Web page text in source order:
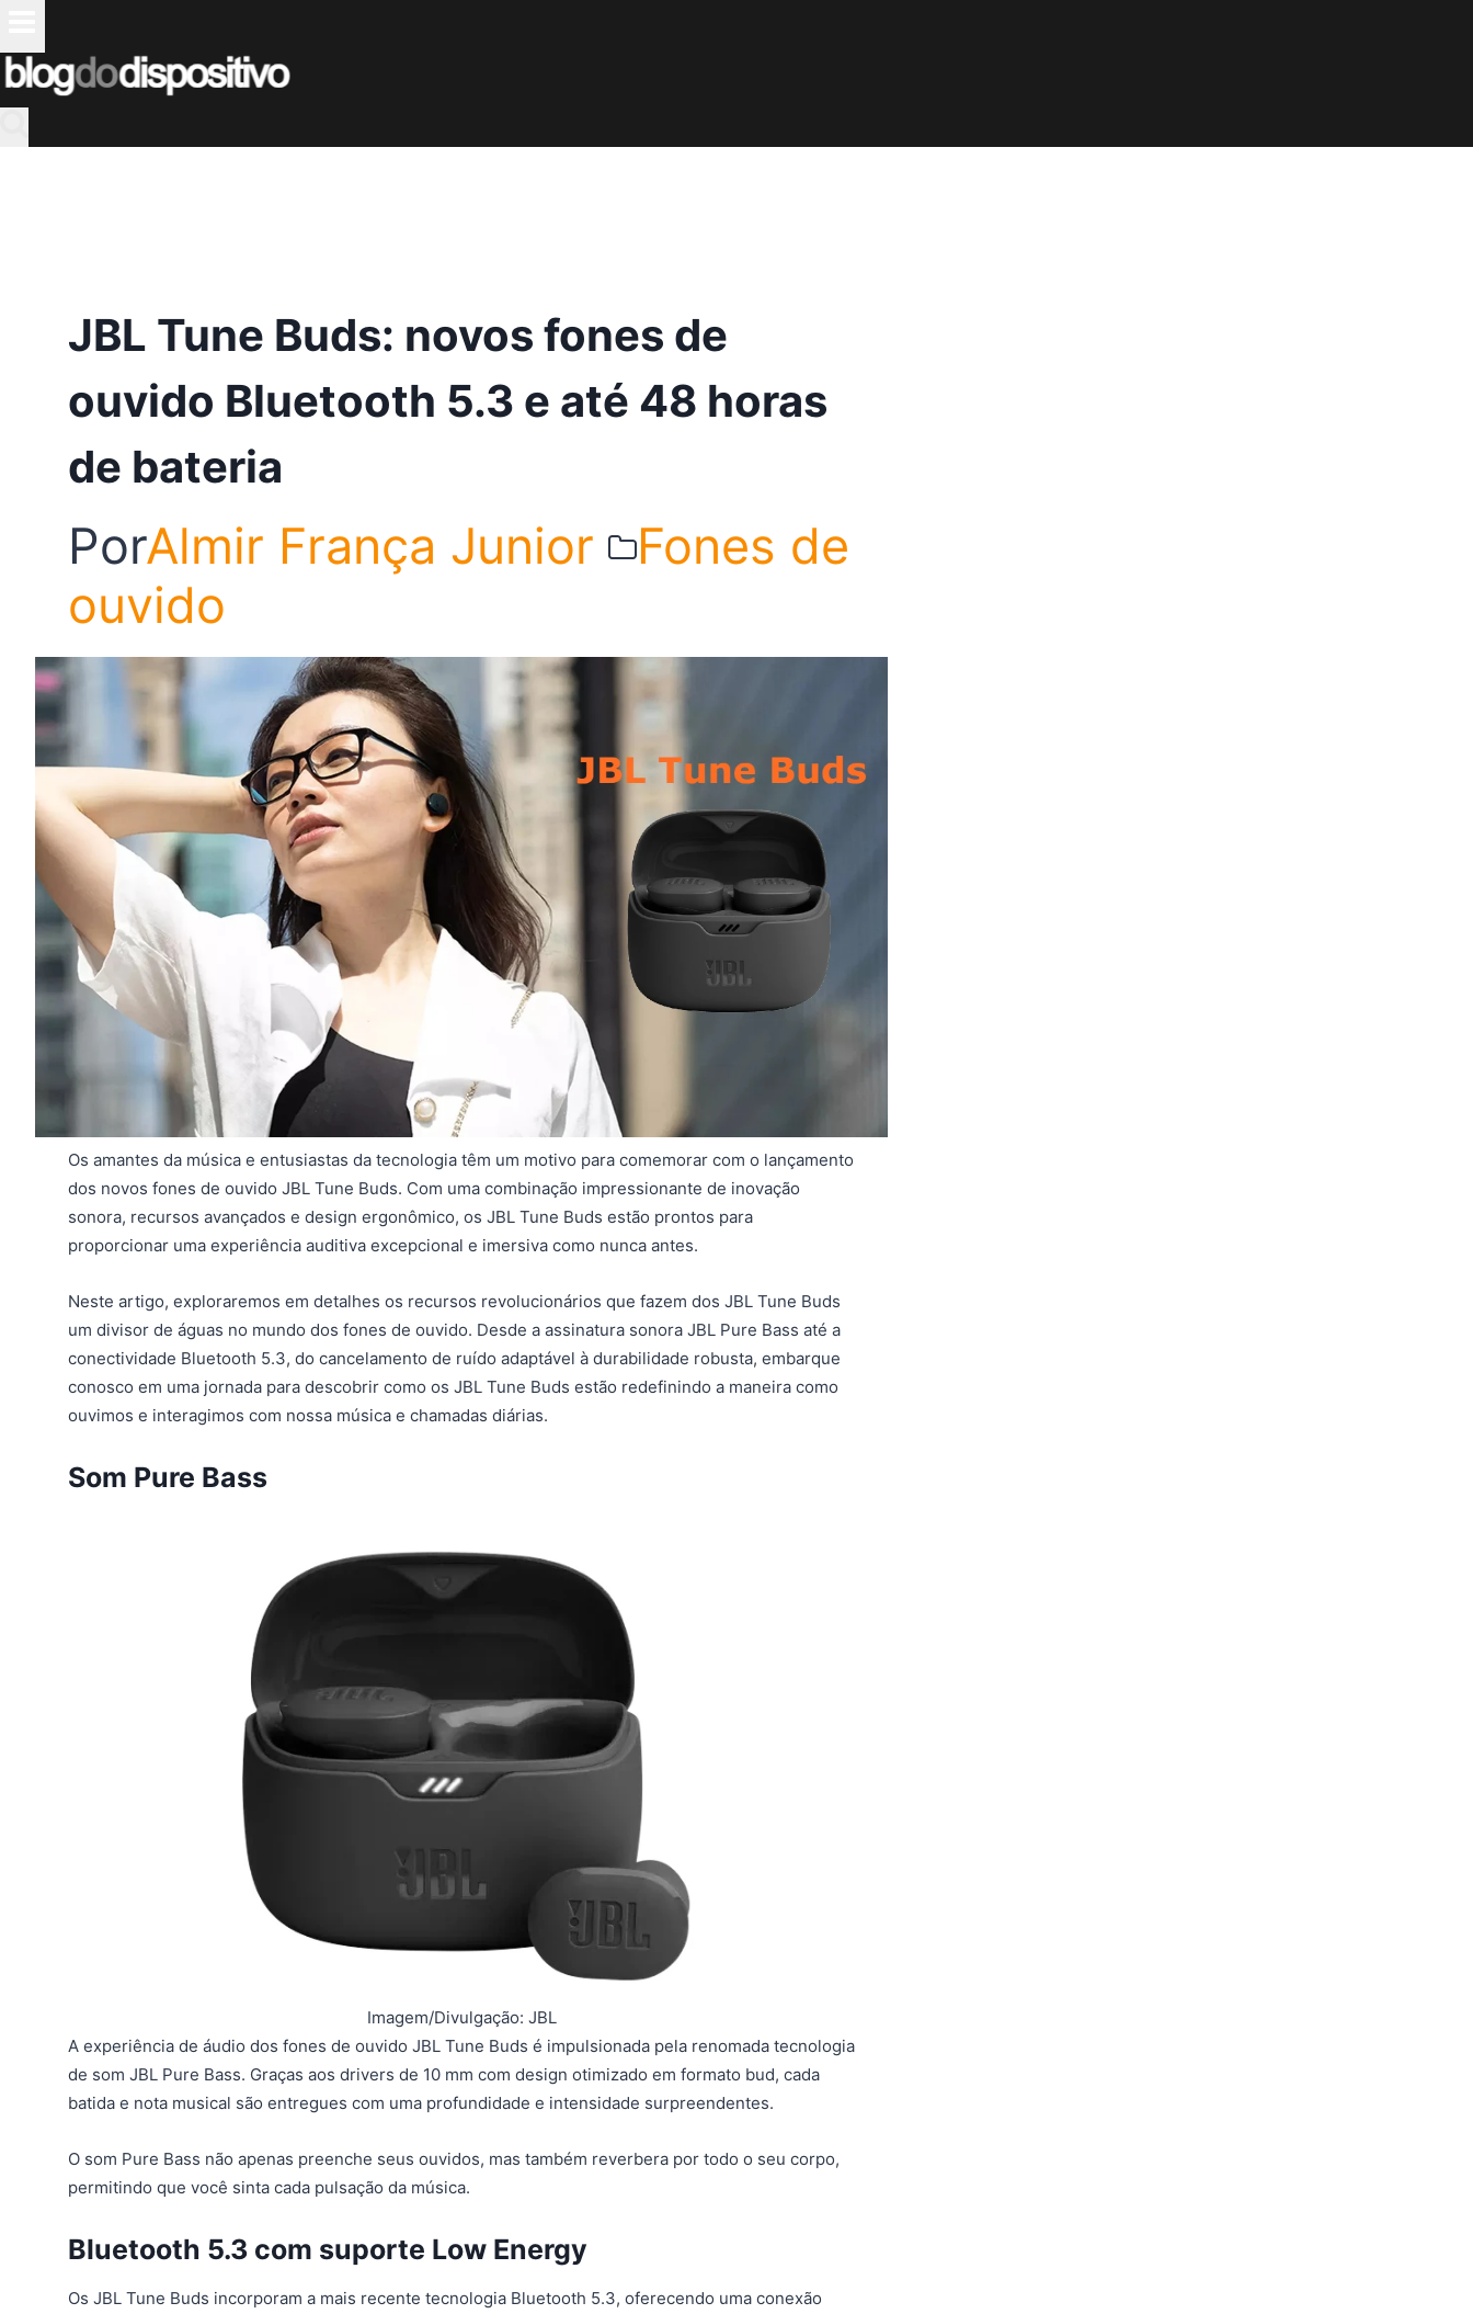
o
Conteúdo
JBL Tune Buds: novos fones de
ouvido Bluetooth 5.3 e até 48 horas
de bateria
PorAlmir França Junior
Fones de
ouvido
Os amantes da música e entusiastas da tecnologia têm um motivo para comemorar com o lançamento
dos novos fones de ouvido JBL Tune Buds. Com uma combinação impressionante de inovação
sonora, recursos avançados e design ergonômico, os JBL Tune Buds estão prontos para
proporcionar uma experiência auditiva excepcional e imersiva como nunca antes.
Neste artigo, exploraremos em detalhes os recursos revolucionários que fazem dos JBL Tune Buds
um divisor de águas no mundo dos fones de ouvido. Desde a assinatura sonora JBL Pure Bass até a
conectividade Bluetooth 5.3, do cancelamento de ruído adaptável à durabilidade robusta, embarque
conosco em uma jornada para descobrir como os JBL Tune Buds estão redefinindo a maneira como
ouvimos e interagimos com nossa música e chamadas diárias.
Som Pure Bass
Imagem/Divulgação: JBL
A experiência de áudio dos fones de ouvido JBL Tune Buds é impulsionada pela renomada tecnologia
de som JBL Pure Bass. Graças aos drivers de 10 mm com design otimizado em formato bud, cada
batida e nota musical são entregues com uma profundidade e intensidade surpreendentes.
O som Pure Bass não apenas preenche seus ouvidos, mas também reverbera por todo o seu corpo,
permitindo que você sinta cada pulsação da música.
Bluetooth 5.3 com suporte Low Energy
Os JBL Tune Buds incorporam a mais recente tecnologia Bluetooth 5.3, oferecendo uma conexão